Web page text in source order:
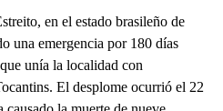
en el estado brasileño de
una emergencia por 180 días
unía la localidad con
El desplome ocurrió el 22